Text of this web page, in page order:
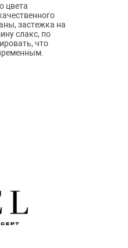
цвета
застежка на
слакс, по
что